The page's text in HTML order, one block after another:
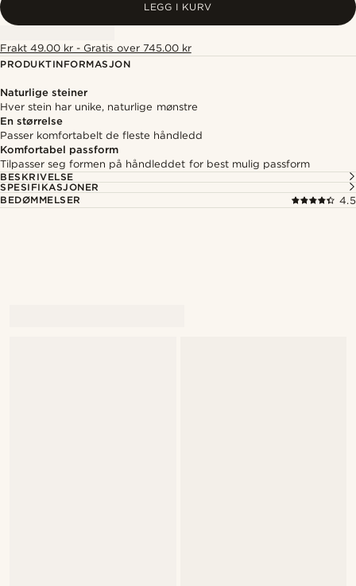
LEGG I KURV
Frakt 49.00 kr - Gratis over 745.00 kr
PRODUKTINFORMASJON
Naturlige steiner
Hver stein har unike, naturlige mønstre
En størrelse
Passer komfortabelt de fleste håndledd
Komfortabel passform
Tilpasser seg formen på håndleddet for best mulig passform
BESKRIVELSE
SPESIFIKASJONER
BEDØMMELSER
4.5